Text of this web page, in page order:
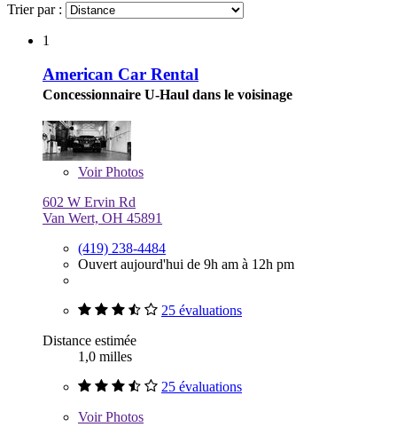
Trier par :
1
American Car Rental
Concessionnaire U-Haul dans le voisinage
VoirPhotos
602 W Ervin Rd
Van Wert, OH 45891
(419) 238-4484
Ouvert aujourd'hui de 9h am à 12h pm
25 évaluations
Distance estimée
1,0 milles
25 évaluations
VoirPhotos